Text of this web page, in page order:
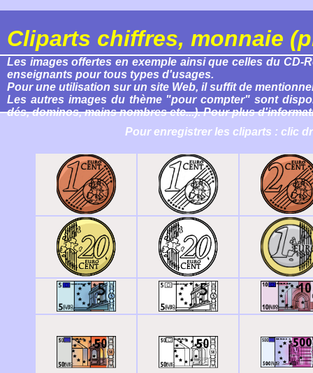
Cliparts chiffres, monnaie
Les images offertes en exemple ainsi que celles du
enseignants pour tous types d'usages.
Pour une utilisation sur un site Web, il suffit de
Les autres images du thème "pour compter" sont
dés, dominos, mains nombres etc...). Pour plus
Pour enregistrer les cliparts : clic